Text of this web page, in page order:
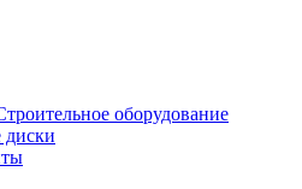
оборудование